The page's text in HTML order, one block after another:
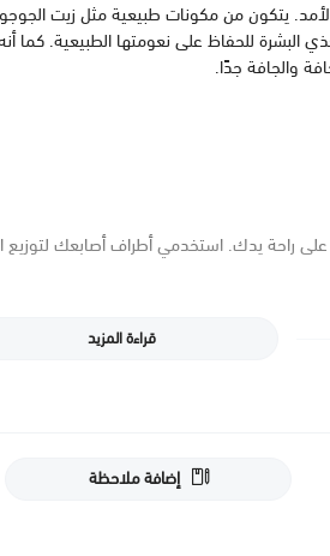
يتكون من مكونات طبيعية مثل زيت
تصل إلى 24 ساعة ويغذي البشرة للحفاظ على نعومتها
والجافة جدًا.
راحة يدك. استخدمي أطراف أصابعك
قراءة المزيد
إضافة ملاحظة